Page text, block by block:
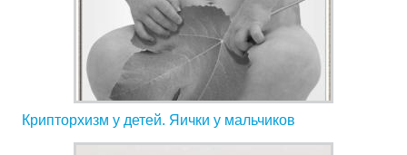
Крипторхизм у детей. Яички у мальчиков